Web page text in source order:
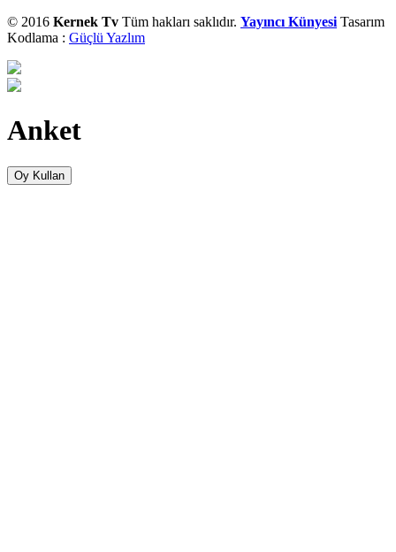
© 2016 Kernek Tv Tüm hakları saklıdır. Yayıncı Künyesi Tasarım
Kodlama : Güçlü Yazlım
Anket